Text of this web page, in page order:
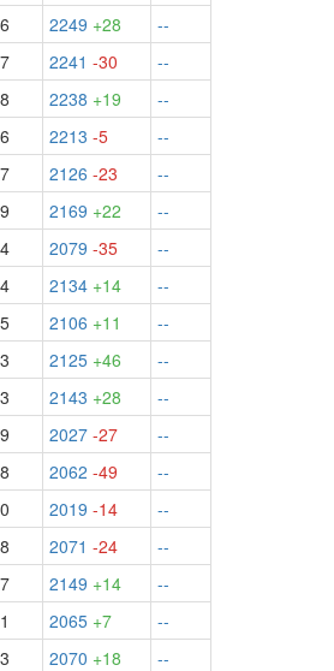
2249 +28
--
2241 -30
--
2238 +19
--
2213 -5
--
2126 -23
--
2169 +22
--
2079 -35
--
2134 +14
--
2106 +11
--
2125 +46
--
2143 +28
--
2027 -27
--
2062 -49
--
2019 -14
--
2071 -24
--
2149 +14
--
2065 +7
--
2070 +18
--